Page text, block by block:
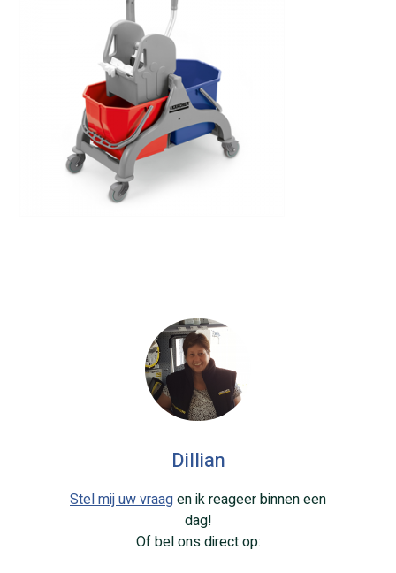
Dillian
Stel mij uw vraagen ik reageer binnen een
dag!
Of bel ons direct op: